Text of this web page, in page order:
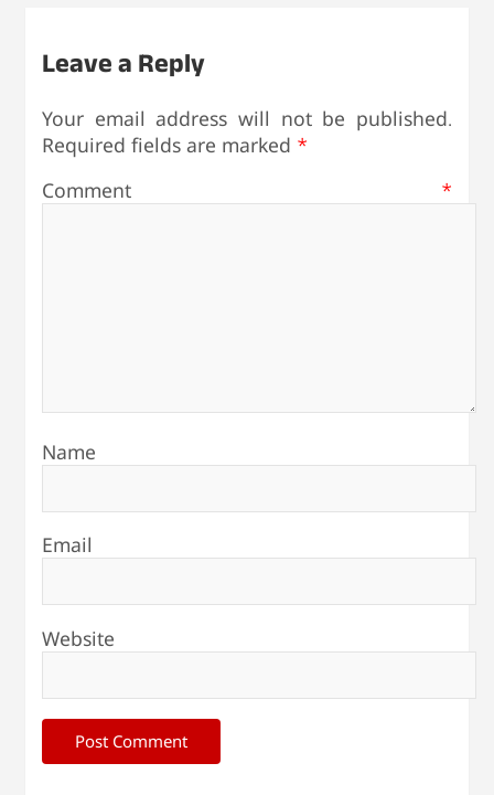
Leave a Reply
Your email address will not be published.
Required fields are marked *
Comment *
Name
Email
Website